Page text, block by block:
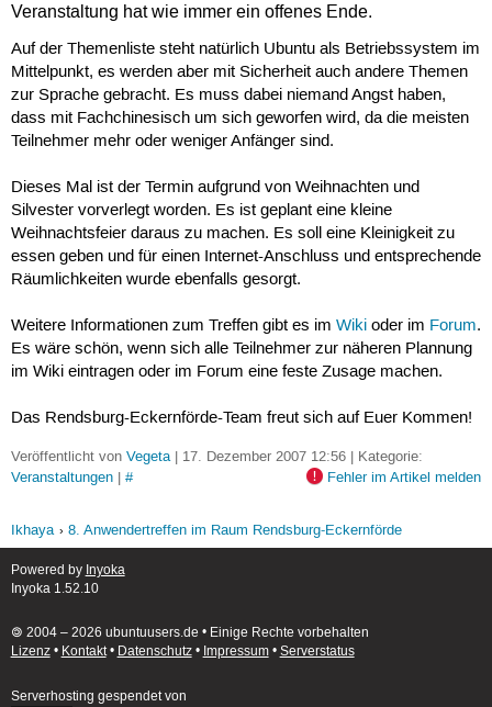
Veranstaltung hat wie immer ein offenes Ende.
Auf der Themenliste steht natürlich Ubuntu als Betriebssystem im
Mittelpunkt, es werden aber mit Sicherheit auch andere Themen
zur Sprache gebracht. Es muss dabei niemand Angst haben,
dass mit Fachchinesisch um sich geworfen wird, da die meisten
Teilnehmer mehr oder weniger Anfänger sind.
Dieses Mal ist der Termin aufgrund von Weihnachten und
Silvester vorverlegt worden. Es ist geplant eine kleine
Weihnachtsfeier daraus zu machen. Es soll eine Kleinigkeit zu
essen geben und für einen Internet-Anschluss und entsprechende
Räumlichkeiten wurde ebenfalls gesorgt.
Weitere Informationen zum Treffen gibt es im Wikioder im Forum.
Es wäre schön, wenn sich alle Teilnehmer zur näheren Plannung
im Wiki eintragen oder im Forum eine feste Zusage machen.
Das Rendsburg-Eckernförde-Team freut sich auf Euer Kommen!
Veröffentlicht von Vegeta| 17. Dezember 2007 12:56 | Kategorie:
Veranstaltungen| # Fehler im Artikel melden
Ikhaya 8. Anwendertreffen im Raum Rendsburg-Eckernförde
Powered by Inyoka
Inyoka 1.52.10
🄯 2004 – 2026 ubuntuusers.de • Einige Rechte vorbehalten
Lizenz• Kontakt• Datenschutz• Impressum• Serverstatus
Serverhosting gespendet von